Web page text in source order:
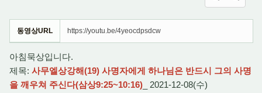
동영상URL https://youtu.be/4yeocdpsdcw
아침묵상입니다.
제목: 사무엘상강해(19) 사명자에게 하나님은 반드시 그의 사명
을 깨우쳐 주신다(삼상9:25~10:16) _ 2021-12-08(수)